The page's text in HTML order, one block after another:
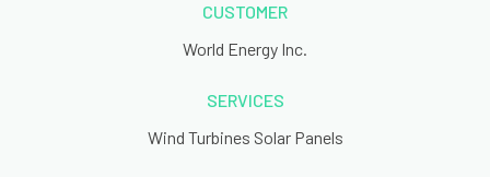
CUSTOMER
World Energy Inc.
SERVICES
Wind Turbines Solar Panels